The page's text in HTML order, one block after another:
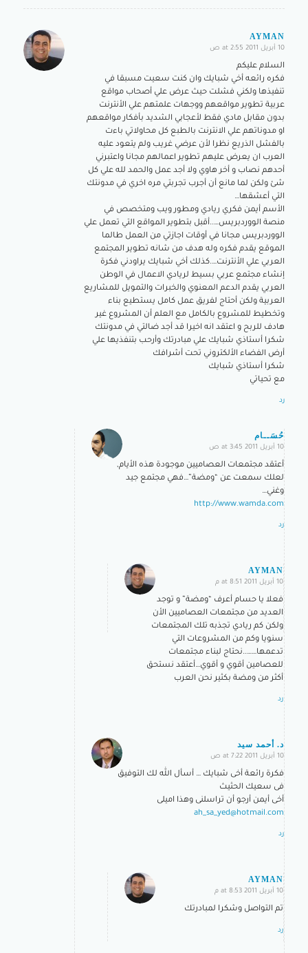
AYMAN
says:
10 أبريل 2011 at 2:55 ص
السلام عليكم
فكره رائعه أخي شبايك وان كنت سعيت مسبقا في
تنفيذها ولكني فشلت حيث عرض علي أصحاب مواقع
عربية تطوير مواقعهم ووجهات علمتهم علي الأنترنت
بدون مقابل مادي فقط لأعجابي الشديد بأفكار مواقعهم
او مدوناتهم علي الانترنت بالطبع كل محاولاتي باءت
بالفشل الذريع نظرا لأن عرضي غريب ولم يتعود عليه
العرب ان يعرض عليهم تطوير اعمالهم مجانا واعتبرني
أحدهم نصاب و أخر هاوي ولا أجد عمل والحمد لله علي كل
شئ ولكن لما مانع أن أجرب تجربتي مره اخري في مدونتك
التي أعشقها…
الأسم أيمن فكري ريادي ومطور ويب ومتخصص في
منصة الووردبريس…..أقبل بتطوير المواقع التي تعمل علي
الووردبريس مجانا في أوقات اجازتي من العمل طالما
الموقع يقدم فكره وله هدف من شانه تطوير المجتمع
العربي علي الأنترنت….كذلك أخي شبايك يراودني فكرة
إنشاء مجتمع عربي بسيط لريادي الاعمال في الوطن
العربي يقدم الدعم المعنوي والخبرات والتمويل للمشاريع
العربية ولكن أحتاج لفريق عمل كامل يستطيع بناء
وتخطيط للمشروع بالكامل مع العلم أن المشروع غير
هادف للربح و اعتقد انه اخيرا قد أجد ضالتي في مدونتك
شكرا أستاذي شبايك علي مبادرتك وأرحب بتنفذيها علي
أرض الفضاء الألكتروني تحت أشرافك
شكرا أستاذي شبايك
مع تحياتي
رد
حُسَــام
says:
10 أبريل 2011 at 3:45 ص
أعتقد مجتمعات العصاميين موجودة هذه الأيام,
لعلك سمعت عن “ومضة”…فهي مجتمع جيد
وغني…
http://www.wamda.com
رد
AYMAN
says:
10 أبريل 2011 at 8:51 م
فعلا يا حسام أعرف “ومضة” و توجد
العديد من مجتمعات العصاميين الأن
ولكن كم ريادي تجذبه تلك المجتمعات
سنويا وكم من المشروعات التي
تدعمها……..نحتاج لبناء مجتمعات
للعصامين أقوي و أقوي…أعتقد نستحق
أكثر من ومضة بكثير نحن العرب
رد
د. أحمد سيد
says:
10 أبريل 2011 at 7:22 ص
فكرة رائعة أخى شبايك … أسأل الله لك التوفيق
فى سعيك الحثيث
أخى أيمن أرجو أن تراسلنى وهذا اميلى
ah_sa_yed@hotmail.com
رد
AYMAN
says:
10 أبريل 2011 at 8:53 م
تم التواصل وشكرا لمبادرتك
رد